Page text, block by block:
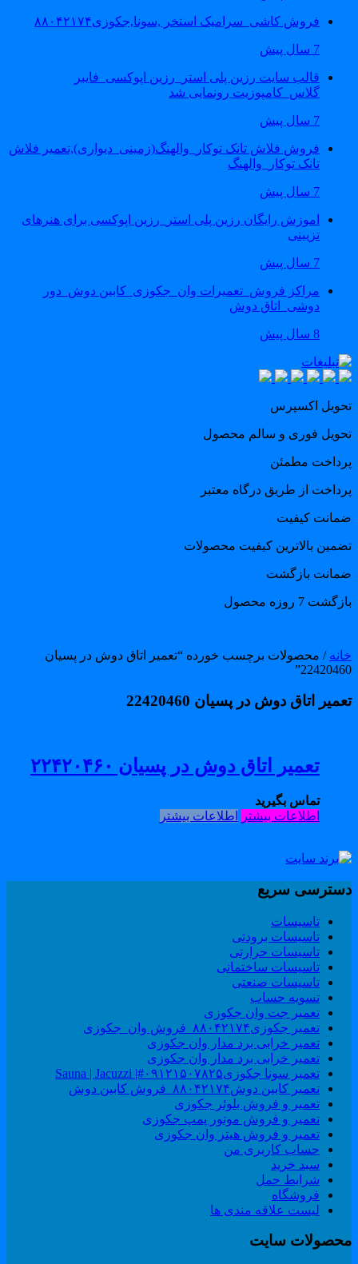
فروش کاشی_سرامیک استخر ,سونا,جکوزی۸۸۰۴۲۱۷۴
قالب سایت رزین پلی استر_رزین اپوکسی_فایبر
گلاس_کامپوزیت رونمایی شد
فروش فلاش تانک توکار_والهنگ(زمینی_دیواری),تعمیر فلاش
تانک توکار_والهنگ
اموزش رایگان رزین پلی استر_رزین اپوکسی برای هنرهای
تزیینی
مراکز فروش_تعمیرات وان_جکوزی_کابین دوش_دور
دوشی_اتاق دوش
اکسپرس
فوری و سالم محصول
مطمئن
از طریق درگاه معتبر
کیفیت
بالاترین کیفیت محصولات
بازگشت
7 روزه محصول
/ محصولات برچسب خورده “تعمیر اتاق دوش در پسیان
اتاق دوش در پسیان 22420460
تعمیر اتاق دوش در پسیان ۲۲۴۲۰۴۶۰
تماس بگیرید
اطلاعات بیشتر اطلاعات بیشتر
سریع
تاسیسات
تاسیسات برودتی
تاسیسات حرارتی
تاسیسات ساختمانی
تاسیسات صنعتی
تسویه حساب
تعمیر جت وان جکوزی
تعمیر جکوزی۸۸۰۴۲۱۷۴_فروش وان_جکوزی
تعمیر خرابی برد مدار وان جکوزی
تعمیر خرابی برد مدار وان جکوزی
تعمیر سونا جکوزی۰۹۱۲۱۵۰۷۸۲۵#| Sauna | Jacuzzi
تعمیر کابین دوش۸۸۰۴۲۱۷۴_فروش کابین دوش
تعمیر و فروش بلوئر جکوزی
تعمیر و فروش موتور پمپ جکوزی
تعمیر و فروش هیتر وان جکوزی
حساب کاربری من
سبد خرید
شرایط حمل
فروشگاه
لیست علاقه مندی ها
سایت